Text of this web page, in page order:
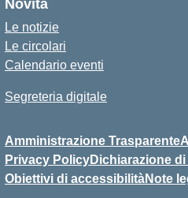
Novità
Le notizie
Le circolari
Calendario eventi
Segreteria digitale
Amministrazione Trasparente
Privacy PolicyDichiarazione
Obiettivi di accessibilitàNote